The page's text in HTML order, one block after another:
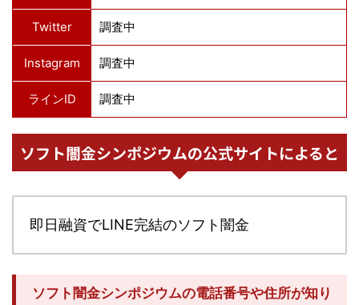
Twitter 調査中
Instagram 調査中
ラインID 調査中
ソフト闇金シンポジウムの公式サイトによると
即日融資でLINE完結のソフト闇金
ソフト闇金シンポジウムの電話番号や住所が知り